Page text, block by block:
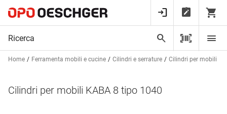
Home Ferramenta mobili e cucine Cilindri e serrature Cilindri per mobili
Cilindri per mobili KABA 8 tipo 1040